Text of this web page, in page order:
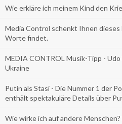
Wie erkläre ich meinem Kind den
Media Control schenkt Ihnen dieses
Worte findet.
MEDIA CONTROL Musik-Tipp -
Ukraine
Putin als Stasi - Die Nummer 1 der
enthält spektakuläre Details über
Wie wirke ich auf andere